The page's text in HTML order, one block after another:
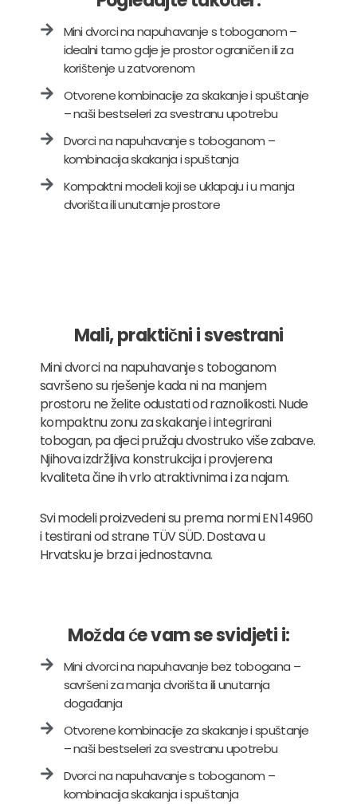
Mini dvorci na napuhavanje s toboganom –
idealni tamo gdje je prostor ograničen ili za
korištenje u zatvorenom
Otvorene kombinacije za skakanje i spuštanje
– naši bestseleri za svestranu upotrebu
Dvorci na napuhavanje s toboganom –
kombinacija skakanja i spuštanja
Kompaktni modeli koji se uklapaju i u manja
dvorišta ili unutarnje prostore
Mali, praktični i svestrani
Mini dvorci na napuhavanje s toboganom
savršeno su rješenje kada ni na manjem
prostoru ne želite odustati od raznolikosti. Nude
kompaktnu zonu za skakanje i integrirani
tobogan, pa djeci pružaju dvostruko više zabave.
Njihova izdržljiva konstrukcija i provjerena
kvaliteta čine ih vrlo atraktivnima i za najam.
Svi modeli proizvedeni su prema normi EN 14960
i testirani od strane TÜV SÜD. Dostava u
Hrvatsku je brza i jednostavna.
Možda će vam se svidjeti i:
Mini dvorci na napuhavanje bez tobogana –
savršeni za manja dvorišta ili unutarnja
događanja
Otvorene kombinacije za skakanje i spuštanje
– naši bestseleri za svestranu upotrebu
Dvorci na napuhavanje s toboganom –
kombinacija skakanja i spuštanja